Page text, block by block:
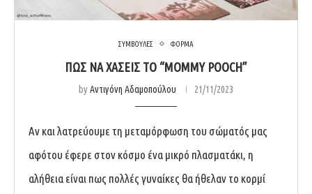
ΣΥΜΒΟΥΛΕΣ ΦΟΡΜΑ
ΠΩΣ ΝΑ ΧΑΣΕΙΣ ΤΟ “MOMMY POOCH”
byΑντιγόνη Αδαμοπούλου 21/11/2023
Αν και λατρεύουμε τη μεταμόρφωση του σώματός μας
αφότου έφερε στον κόσμο ένα μικρό πλασματάκι, η
αλήθεια είναι πως πολλές γυναίκες θα ήθελαν το κορμί